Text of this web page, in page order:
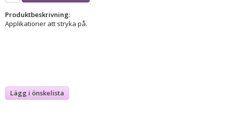
Produktbeskrivning:
Applikationer att stryka på.
Lägg i önskelista